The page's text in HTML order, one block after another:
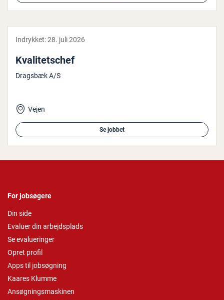
Indrykket:28. juli 2026
Kva­li­tets­chef
Dragsbæk A/S
Vejen
Se jobbet
For jobsøgere
Din side
Evaluer din arbejdsplads
Se evalueringer
Opret profil
Apps til jobsøgning
Kaares Klumme
Ansøgningsmaskinen